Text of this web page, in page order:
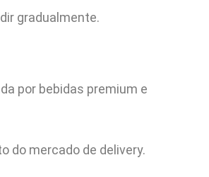
gradualmente.
por bebidas premium e
do mercado de delivery.